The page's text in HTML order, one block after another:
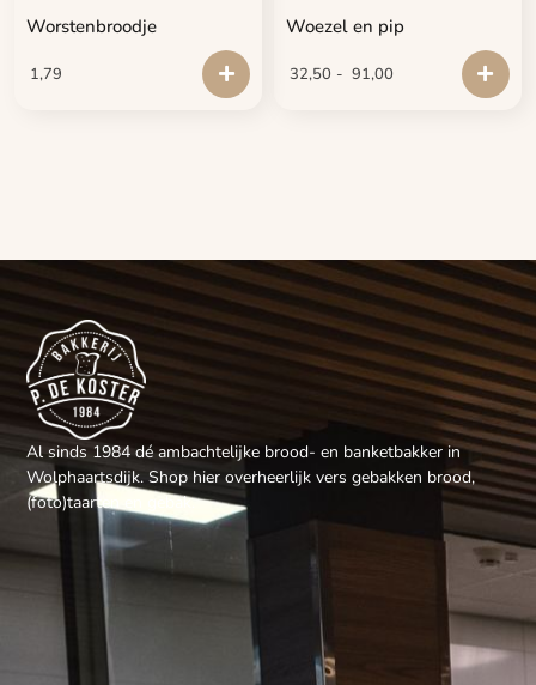
Worstenbroodje
1,79
Woezel en pip
32,50 - 91,00
Al sinds 1984 dé ambachtelijke brood- en banketbakker in
Wolphaartsdijk. Shop hier overheerlijk vers gebakken brood,
(foto)taarten en gebak.